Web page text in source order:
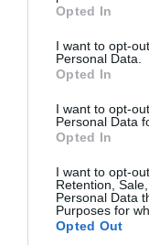
Opted In
I want to opt-
Personal Data.
Opted In
I want to opt-
Personal Data
Opted In
I want to opt-
Retention,
Personal Data
Purposes for
Opted Out
A UDC convida
simpatizantes,
se para um
tradição. Esta é
da comunidade, ao
copinho a
ÚLTIMA HORA:
BEIRA INTERIOR